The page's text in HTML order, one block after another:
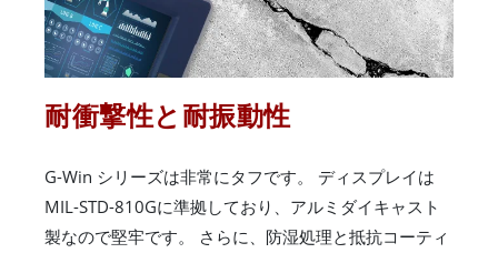
耐衝撃性と耐振動性
G-Win シリーズは非常にタフです。 ディスプレイは
MIL-STD-810Gに準拠しており、アルミダイキャスト
製なので堅牢です。 さらに、防湿処理と抵抗コーティ